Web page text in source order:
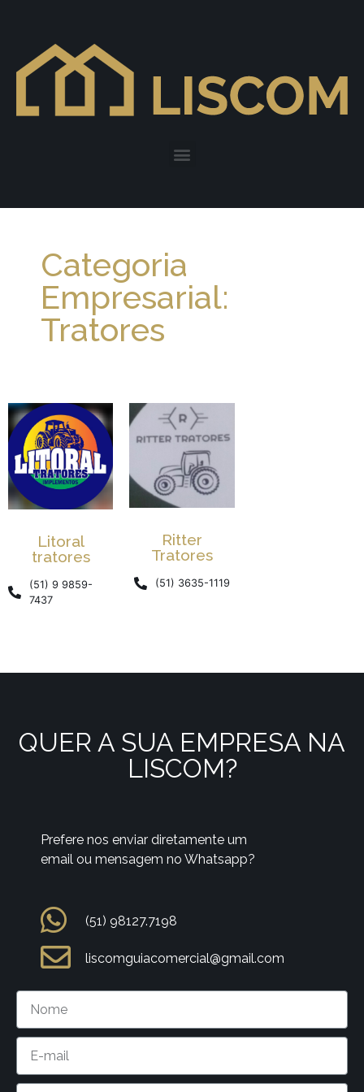
Categoria
Empresarial:
Tratores
Litoral
tratores
(51) 9 9859-
7437
Ritter
Tratores
(51) 3635-1119
QUER A SUA EMPRESA NA
LISCOM?
Prefere nos enviar diretamente um
email ou mensagem no Whatsapp?
(51) 98127.7198
liscomguiacomercial@gmail.com